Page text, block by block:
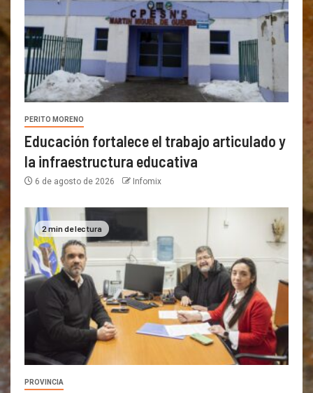
PERITO MORENO
Educación fortalece el trabajo articulado y
la infraestructura educativa
6 de agosto de 2026 Infomix
2 min de lectura
PROVINCIA